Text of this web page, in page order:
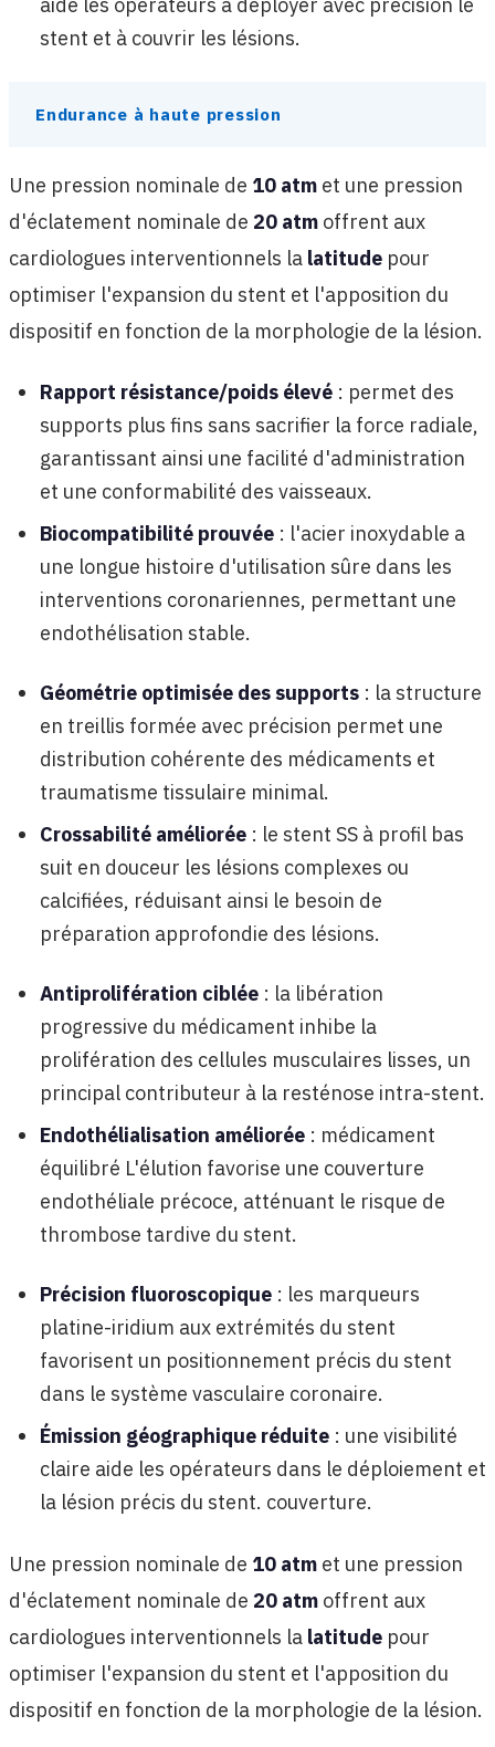
stent et à couvrir les lésions.
Endurance à haute pression
Une pression nominale de 10 atm et une pression
d'éclatement nominale de 20 atm offrent aux
cardiologues interventionnels la latitude pour
optimiser l'expansion du stent et l'apposition du
dispositif en fonction de la morphologie de la lésion.
Rapport résistance/poids élevé : permet des
supports plus fins sans sacrifier la force radiale,
garantissant ainsi une facilité d'administration
et une conformabilité des vaisseaux.
Biocompatibilité prouvée : l'acier inoxydable a
une longue histoire d'utilisation sûre dans les
interventions coronariennes, permettant une
endothélisation stable.
Géométrie optimisée des supports : la structure
en treillis formée avec précision permet une
distribution cohérente des médicaments et
traumatisme tissulaire minimal.
Crossabilité améliorée : le stent SS à profil bas
suit en douceur les lésions complexes ou
calcifiées, réduisant ainsi le besoin de
préparation approfondie des lésions.
Antiprolifération ciblée : la libération
progressive du médicament inhibe la
prolifération des cellules musculaires lisses, un
principal contributeur à la resténose intra-stent.
Endothélialisation améliorée : médicament
équilibré L'élution favorise une couverture
endothéliale précoce, atténuant le risque de
thrombose tardive du stent.
Précision fluoroscopique : les marqueurs
platine-iridium aux extrémités du stent
favorisent un positionnement précis du stent
dans le système vasculaire coronaire.
Émission géographique réduite : une visibilité
claire aide les opérateurs dans le déploiement et
la lésion précis du stent. couverture.
Une pression nominale de 10 atm et une pression
d'éclatement nominale de 20 atm offrent aux
cardiologues interventionnels la latitude pour
optimiser l'expansion du stent et l'apposition du
dispositif en fonction de la morphologie de la lésion.